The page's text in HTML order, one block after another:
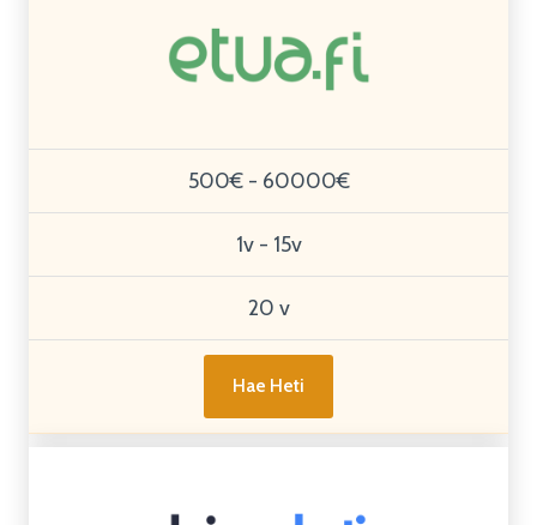
500€ - 60000€
1v - 15v
20 v
Hae Heti